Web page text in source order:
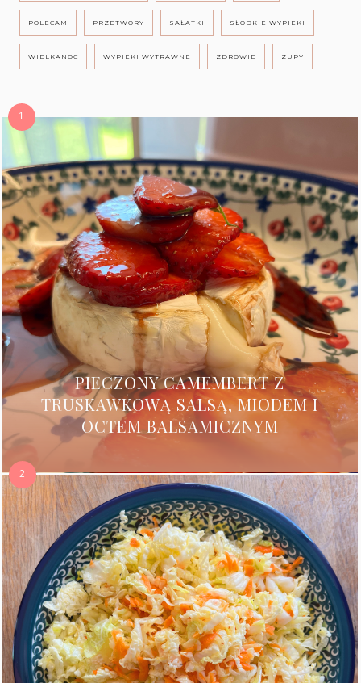
POLECAM PRZETWORY SAŁATKI SŁODKIE WYPIEKI
WIELKANOC WYPIEKI WYTRAWNE ZDROWIE ZUPY
PIECZONY CAMEMBERT Z
TRUSKAWKOWĄ SALSĄ, MIODEM I
OCTEM BALSAMICZNYM